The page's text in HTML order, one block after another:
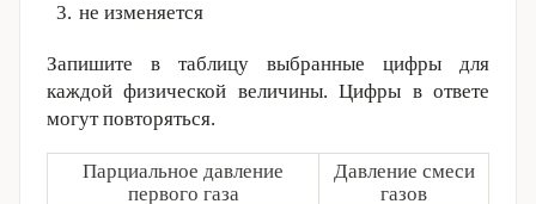
не изменяется
Запишите в таблицу выбранные цифры для
каждой физической величины. Цифры в ответе
могут повторяться.
Парциальное давление
первого газа
Давление смеси
газов